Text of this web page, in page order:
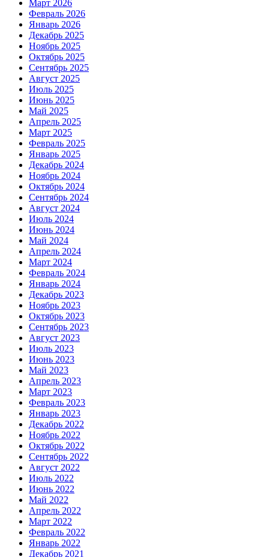
Март 2026
Февраль 2026
Январь 2026
Декабрь 2025
Ноябрь 2025
Октябрь 2025
Сентябрь 2025
Август 2025
Июль 2025
Июнь 2025
Май 2025
Апрель 2025
Март 2025
Февраль 2025
Январь 2025
Декабрь 2024
Ноябрь 2024
Октябрь 2024
Сентябрь 2024
Август 2024
Июль 2024
Июнь 2024
Май 2024
Апрель 2024
Март 2024
Февраль 2024
Январь 2024
Декабрь 2023
Ноябрь 2023
Октябрь 2023
Сентябрь 2023
Август 2023
Июль 2023
Июнь 2023
Май 2023
Апрель 2023
Март 2023
Февраль 2023
Январь 2023
Декабрь 2022
Ноябрь 2022
Октябрь 2022
Сентябрь 2022
Август 2022
Июль 2022
Июнь 2022
Май 2022
Апрель 2022
Март 2022
Февраль 2022
Январь 2022
Декабрь 2021